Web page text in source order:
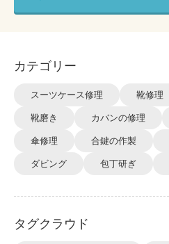
カテゴリー
スーツケース修理 靴修理
靴磨き カバンの修理
傘修理 合鍵の作製
ダビング 包丁研ぎ
タグクラウド